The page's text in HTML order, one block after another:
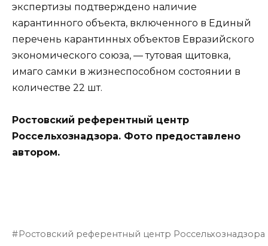
экспертизы подтверждено наличие
карантинного объекта, включенного в Единый
перечень карантинных объектов Евразийского
экономического союза, — тутовая щитовка,
имаго самки в жизнеспособном состоянии в
количестве 22 шт.
Ростовский референтный центр
Россельхознадзора. Фото предоставлено
автором.
Ростовский референтный центр Россельхознадзора